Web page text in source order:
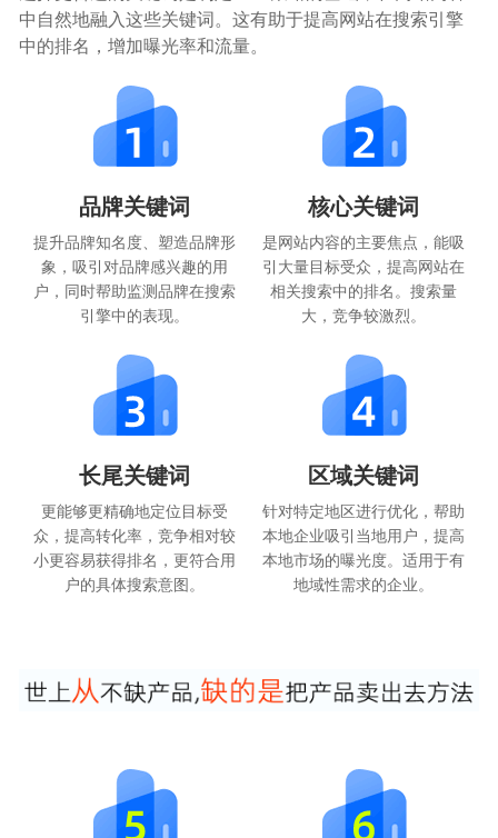
中自然地融入这些关键词。这有助于提高网站在搜索引擎
中的排名，增加曝光率和流量。
品牌关键词
提升品牌知名度、塑造品牌形
象，吸引对品牌感兴趣的用
户，同时帮助监测品牌在搜索
引擎中的表现。
核心关键词
是网站内容的主要焦点，能吸
引大量目标受众，提高网站在
相关搜索中的排名。搜索量
大，竞争较激烈。
长尾关键词
更能够更精确地定位目标受
众，提高转化率，竞争相对较
小更容易获得排名，更符合用
户的具体搜索意图。
区域关键词
针对特定地区进行优化，帮助
本地企业吸引当地用户，提高
本地市场的曝光度。适用于有
地域性需求的企业。